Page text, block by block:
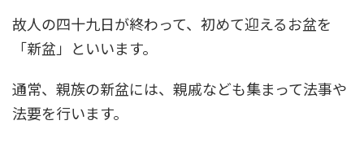
故人の四十九日が終わって、初めて迎えるお盆を
「新盆」といいます。
通常、親族の新盆には、親戚なども集まって法事や
法要を行います。